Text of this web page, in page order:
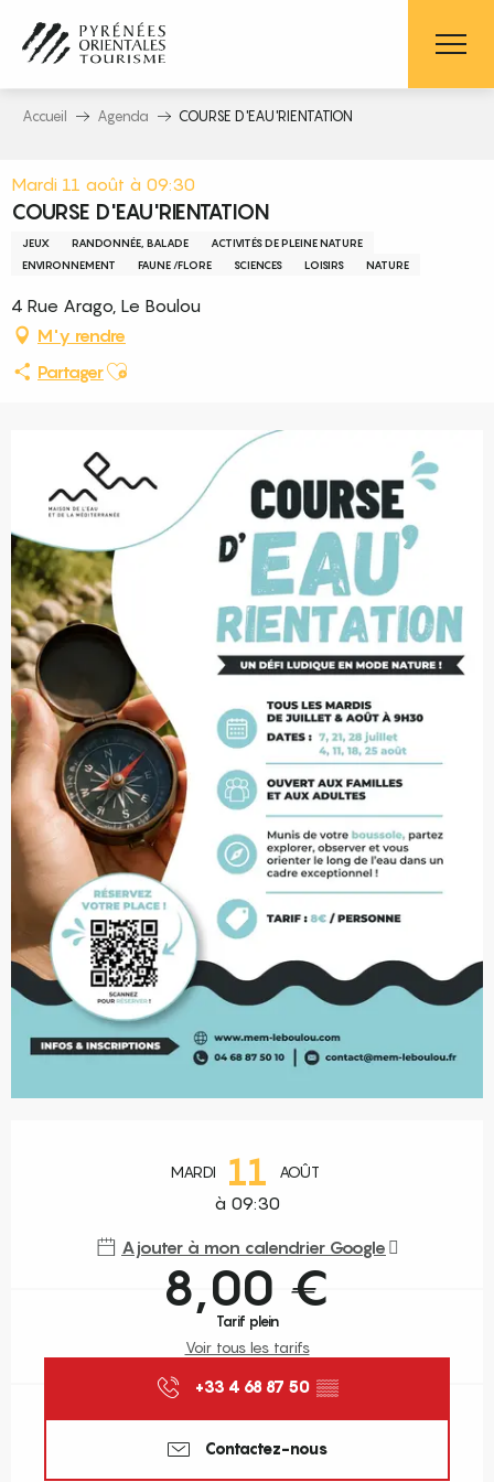
contenu
principal
Accueil Agenda COURSE D'EAU'RIENTATION
Mardi 11 août à 09:30
COURSE D'EAU'RIENTATION
JEUX RANDONNÉE, BALADE
ACTIVITÉS DE PLEINE NATURE
ENVIRONNEMENT
FAUNE /FLORE SCIENCES LOISIRS NATURE
4 Rue Arago, Le Boulou
M'y rendre
PartagerAjouter aux favoris
MARDI 11 AOÛT
à 09:30
Ajouter à mon calendrier Google
8,00 €
Tarif plein
Voir tous les tarifs
+33 4 68 87 50 ▒▒
Contactez-nous